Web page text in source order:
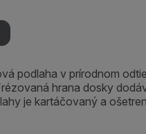
podlaha v prírodnom
hrana dosky
je kartáčovaný a